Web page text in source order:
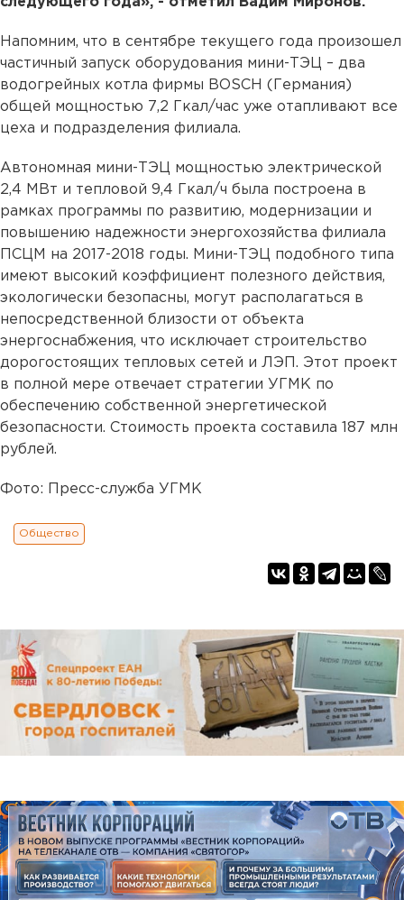
Напомним, что в сентябре текущего года произошел
частичный запуск оборудования мини-ТЭЦ – два
водогрейных котла фирмы BOSCH (Германия)
общей мощностью 7,2 Гкал/час уже отапливают все
цеха и подразделения филиала.
Автономная мини-ТЭЦ мощностью электрической
2,4 МВт и тепловой 9,4 Гкал/ч была построена в
рамках программы по развитию, модернизации и
повышению надежности энергохозяйства филиала
ПСЦМ на 2017-2018 годы. Мини-ТЭЦ подобного типа
имеют высокий коэффициент полезного действия,
экологически безопасны, могут располагаться в
непосредственной близости от объекта
энергоснабжения, что исключает строительство
дорогостоящих тепловых сетей и ЛЭП. Этот проект
в полной мере отвечает стратегии УГМК по
обеспечению собственной энергетической
безопасности. Стоимость проекта составила 187 млн
рублей.
Фото: Пресс-служба УГМК
Общество